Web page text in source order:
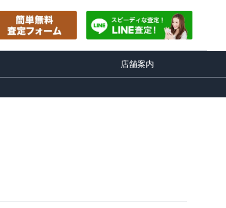
店舗案内